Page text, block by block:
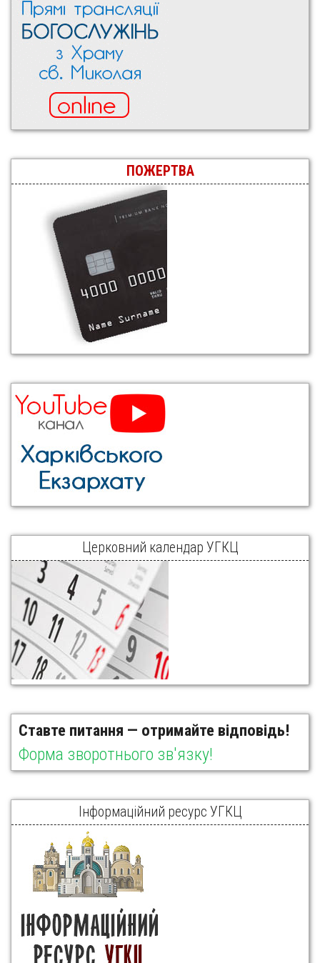
ПОЖЕРТВА
Церковний календар УГКЦ
Ставте питання — отримайте відповідь!
Форма зворотнього зв'язку!
Інформаційний ресурс УГКЦ